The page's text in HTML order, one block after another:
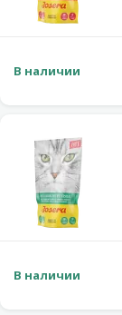
В наличии
В наличии